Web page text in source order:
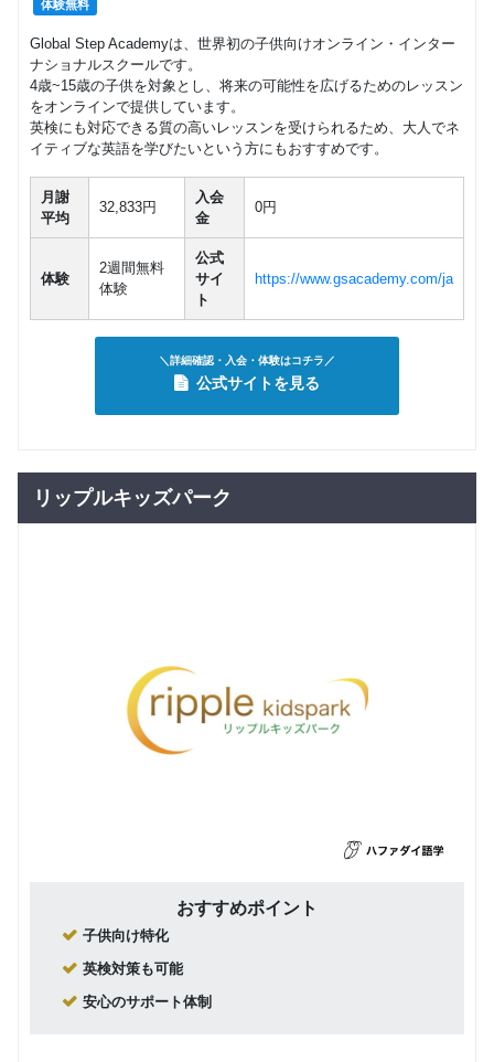
体験無料
Global Step Academyは、世界初の子供向けオンライン・インター
ナショナルスクールです。
4歳~15歳の子供を対象とし、将来の可能性を広げるためのレッスン
をオンラインで提供しています。
英検にも対応できる質の高いレッスンを受けられるため、大人でネ
イティブな英語を学びたいという方にもおすすめです。
月謝
平均
32,833円
入会
金
0円
体験
2週間無料
体験
公式
サイ
ト
https://www.gsacademy.com/ja
＼詳細確認・入会・体験はコチラ／
公式サイトを見る
リップルキッズパーク
おすすめポイント
子供向け特化
英検対策も可能
安心のサポート体制